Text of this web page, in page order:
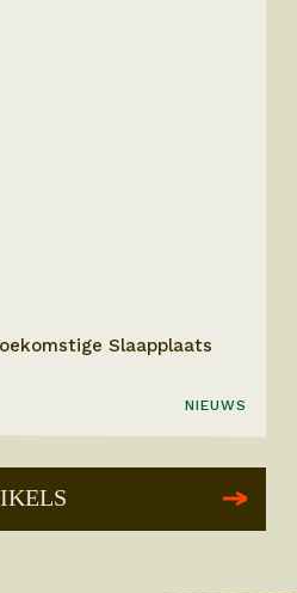
Slaapplaats
NIEUWS